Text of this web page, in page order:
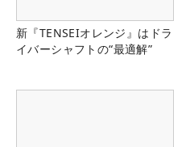
新『TENSEIオレンジ』はドラ
イバーシャフトの“最適解”